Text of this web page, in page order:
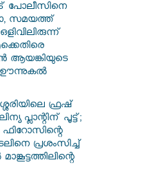
പോലീസിനെ
സമയത്ത്
ആയങ്കിയുടെ
ഊന്നുകൽ
ഫ്രഷ്
പ്ലാന്റിന് പൂട്ട്;
ഫിറോസിന്റെ
പ്രശംസിച്ച്